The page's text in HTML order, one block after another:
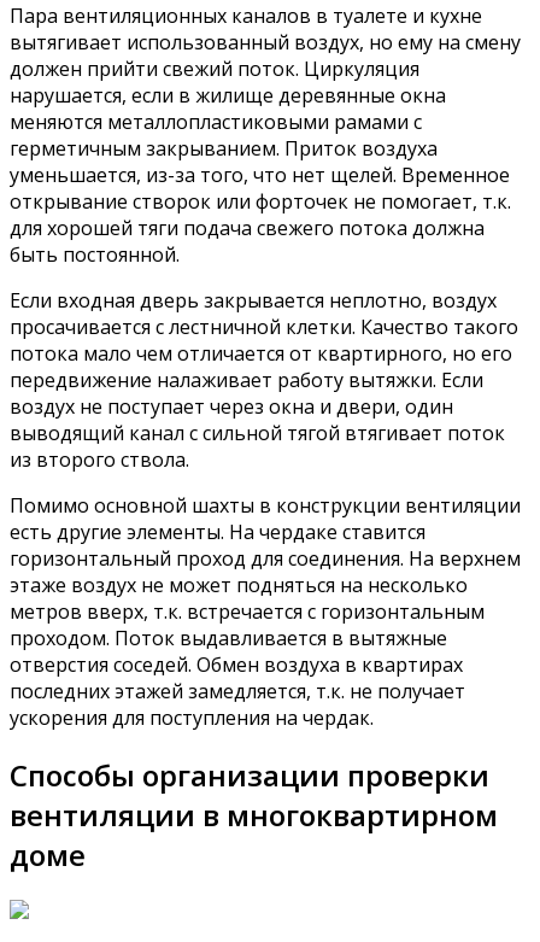
Пара вентиляционных каналов в туалете и кухне
вытягивает использованный воздух, но ему на смену
должен прийти свежий поток. Циркуляция
нарушается, если в жилище деревянные окна
меняются металлопластиковыми рамами с
герметичным закрыванием. Приток воздуха
уменьшается, из-за того, что нет щелей. Временное
открывание створок или форточек не помогает, т.к.
для хорошей тяги подача свежего потока должна
быть постоянной.
Если входная дверь закрывается неплотно, воздух
просачивается с лестничной клетки. Качество такого
потока мало чем отличается от квартирного, но его
передвижение налаживает работу вытяжки. Если
воздух не поступает через окна и двери, один
выводящий канал с сильной тягой втягивает поток
из второго ствола.
Помимо основной шахты в конструкции вентиляции
есть другие элементы. На чердаке ставится
горизонтальный проход для соединения. На верхнем
этаже воздух не может подняться на несколько
метров вверх, т.к. встречается с горизонтальным
проходом. Поток выдавливается в вытяжные
отверстия соседей. Обмен воздуха в квартирах
последних этажей замедляется, т.к. не получает
ускорения для поступления на чердак.
Способы организации проверки
вентиляции в многоквартирном
доме